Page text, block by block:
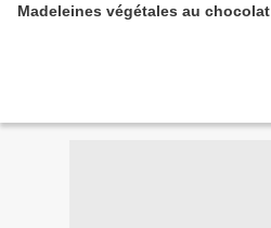
Madeleines végétales au chocolat